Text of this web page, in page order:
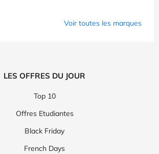
Voir toutes les marques
LES OFFRES DU JOUR
Top 10
Offres Etudiantes
Black Friday
French Days